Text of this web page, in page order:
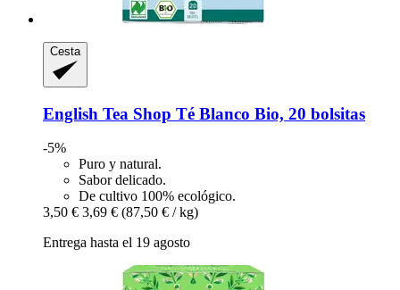
Cesta
English Tea Shop Té Blanco Bio, 20 bolsitas
-5%
Puro y natural.
Sabor delicado.
De cultivo 100% ecológico.
3,50 € 3,69 € (87,50 € / kg)
Entrega hasta el 19 agosto